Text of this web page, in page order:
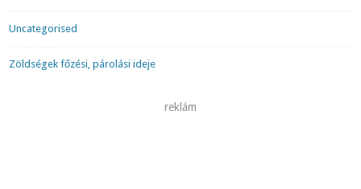
Uncategorised
Zöldségek főzési, párolási ideje
reklám